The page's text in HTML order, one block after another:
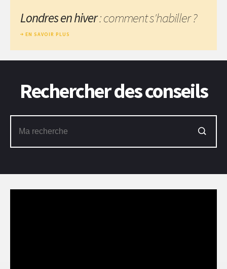
Londres en hiver: comment s'habiller ?
EN SAVOIR PLUS
Rechercher des conseils